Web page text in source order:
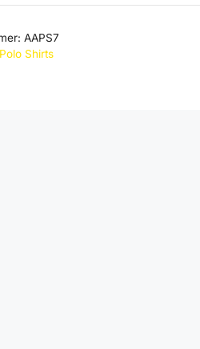
AAPS7
Polo Shirts